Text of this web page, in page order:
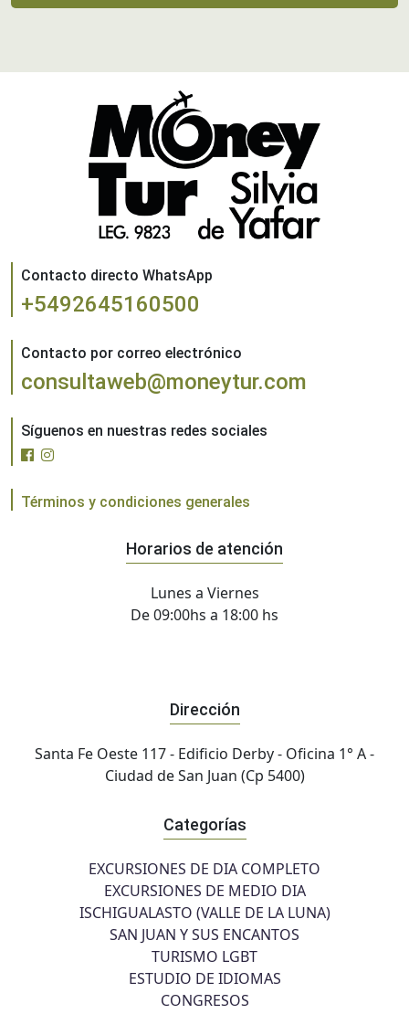
Contacto directo WhatsApp
+5492645160500
Contacto por correo electrónico
consultaweb@moneytur.com
Síguenos en nuestras redes sociales
Términos y condiciones generales
Horarios de atención
Lunes a Viernes
De 09:00hs a 18:00 hs
Dirección
Santa Fe Oeste 117 - Edificio Derby - Oficina 1° A -
Ciudad de San Juan (Cp 5400)
Categorías
EXCURSIONES DE DIA COMPLETO
EXCURSIONES DE MEDIO DIA
ISCHIGUALASTO (VALLE DE LA LUNA)
SAN JUAN Y SUS ENCANTOS
TURISMO LGBT
ESTUDIO DE IDIOMAS
CONGRESOS